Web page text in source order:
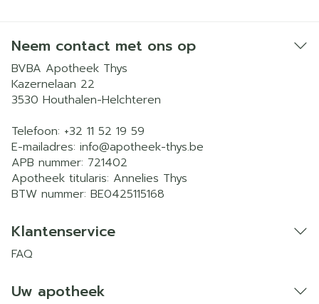
Neem contact met ons op
BVBA Apotheek Thys
Kazernelaan 22
3530 Houthalen-Helchteren
Telefoon: +32 11 52 19 59
E-mailadres: info@apotheek-thys.be
APB nummer: 721402
Apotheek titularis: Annelies Thys
BTW nummer: BE0425115168
Klantenservice
FAQ
Uw apotheek